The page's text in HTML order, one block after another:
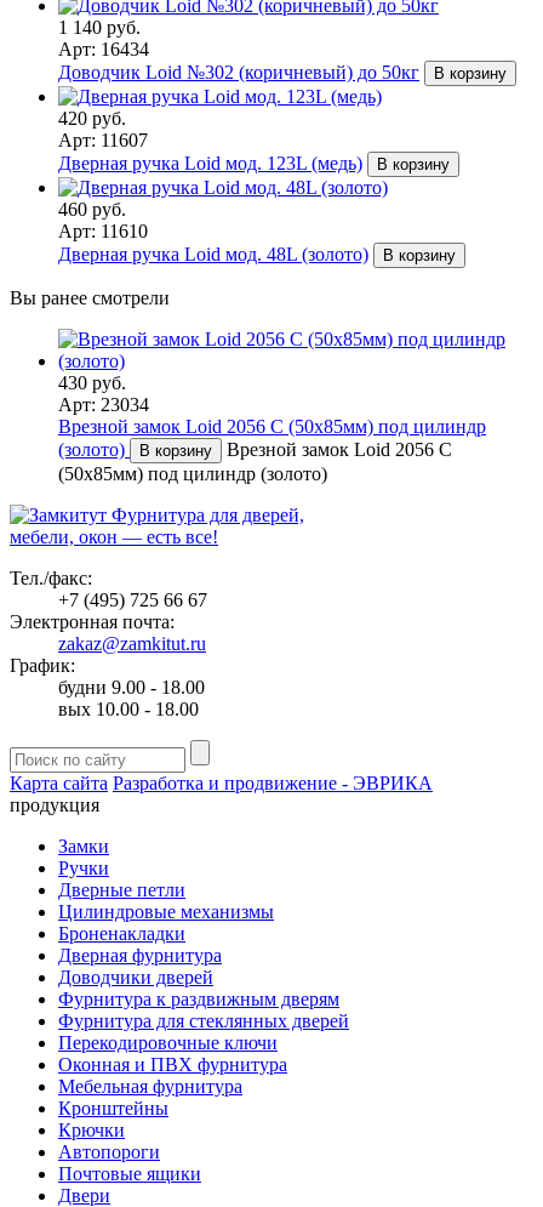
1 140 руб.
Арт: 16434
Доводчик Loid №302 (коричневый) до 50кг
В корзину
420 руб.
Арт: 11607
Дверная ручка Loid мод. 123L (медь)
В корзину
460 руб.
Арт: 11610
Дверная ручка Loid мод. 48L (золото)
В корзину
Вы ранее смотрели
430 руб.
Арт: 23034
Врезной замок Loid 2056 С (50х85мм) под цилиндр
(золото)
В корзину
Врезной замок Loid 2056 С
(50х85мм) под цилиндр (золото)
Фурнитура для дверей,
мебели, окон — есть все!
Тел./факс:
+7 (495) 725 66 67
Электронная почта:
zakaz@zamkitut.ru
График:
будни 9.00 - 18.00
вых 10.00 - 18.00
Карта сайта Разработка и продвижение - ЭВРИКА
продукция
Замки
Ручки
Дверные петли
Цилиндровые механизмы
Броненакладки
Дверная фурнитура
Доводчики дверей
Фурнитура к раздвижным дверям
Фурнитура для стеклянных дверей
Перекодировочные ключи
Оконная и ПВХ фурнитура
Мебельная фурнитура
Кронштейны
Крючки
Автопороги
Почтовые ящики
Двери